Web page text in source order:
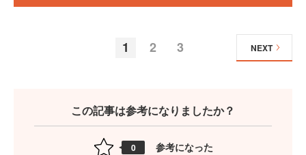
1 2 3 NEXT
この記事は参考になりましたか？
0 参考になった